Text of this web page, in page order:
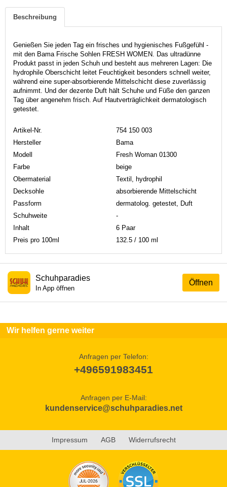
Beschreibung
Genießen Sie jeden Tag ein frisches und hygienisches Fußgefühl -
mit den Bama Frische Sohlen FRESH WOMEN. Das ultradünne
Produkt passt in jeden Schuh und besteht aus mehreren Lagen: Die
hydrophile Oberschicht leitet Feuchtigkeit besonders schnell weiter,
während eine super-absorbierende Mittelschicht diese zuverlässig
aufnimmt. Und der dezente Duft hält Schuhe und Füße den ganzen
Tag über angenehm frisch. Auf Hautverträglichkeit dermatologisch
getestet.
Artikel-Nr.
754 150 003
Hersteller
Bama
Modell
Fresh Woman 01300
Farbe
beige
Obermaterial
Textil, hydrophil
Decksohle
absorbierende Mittelschicht
Passform
dermatolog. getestet, Duft
Schuhweite
-
Inhalt
6 Paar
Preis pro 100ml
132.5 / 100 ml
Öffnen
Schuhparadies
In App öffnen
Wir helfen gerne weiter
Anfragen per Telefon:
+496591983451
Anfragen per E-Mail:
kundenservice@schuhparadies.net
Impressum AGB Widerrufsrecht